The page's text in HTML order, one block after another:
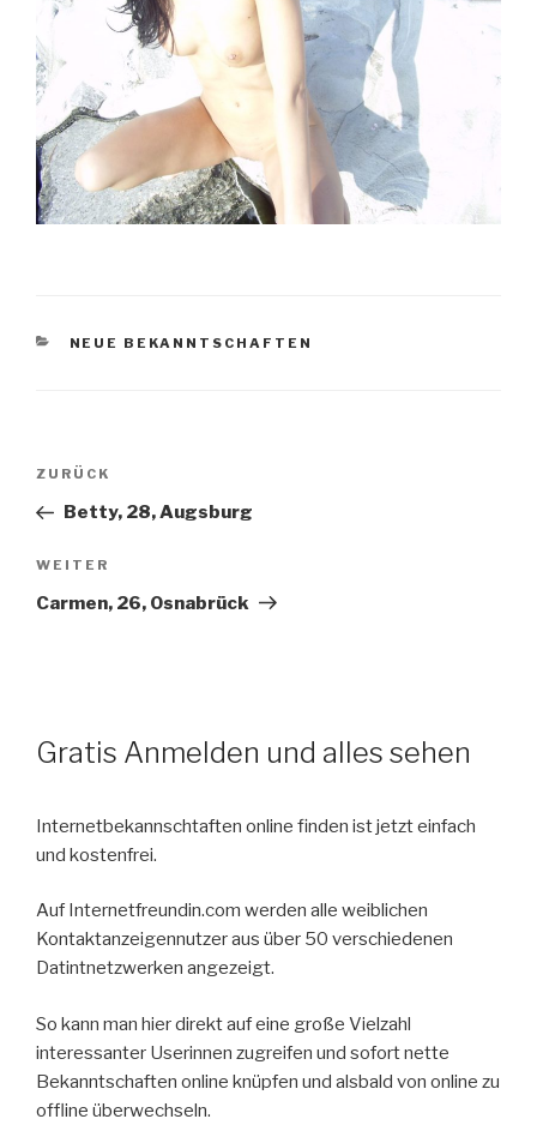
KATEGORIEN
NEUE BEKANNTSCHAFTEN
Beitragsnavigation
Vorheriger
Beitrag
ZURÜCK
Betty, 28, Augsburg
Nächster
Beitrag
WEITER
Carmen, 26, Osnabrück
Gratis Anmelden und alles sehen
Internetbekannschtaften online finden ist jetzt einfach
und kostenfrei.
Auf Internetfreundin.com werden alle weiblichen
Kontaktanzeigennutzer aus über 50 verschiedenen
Datintnetzwerken angezeigt.
So kann man hier direkt auf eine große Vielzahl
interessanter Userinnen zugreifen und sofort nette
Bekanntschaften online knüpfen und alsbald von online zu
offline überwechseln.